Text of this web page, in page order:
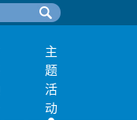
主
题
活
动